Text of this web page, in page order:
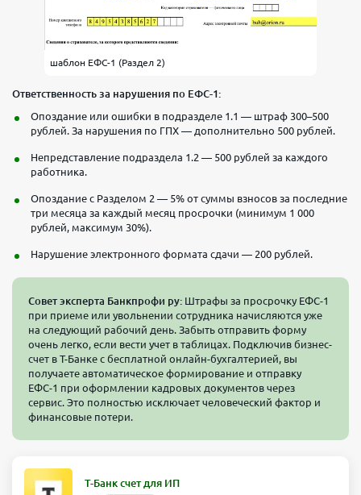
шаблон ЕФС-1 (Раздел 2)
Ответственность за нарушения по ЕФС-1:
Опоздание или ошибки в подразделе 1.1 — штраф 300–500
рублей. За нарушения по ГПХ — дополнительно 500 рублей.
Непредставление подраздела 1.2 — 500 рублей за каждого
работника.
Опоздание с Разделом 2 — 5% от суммы взносов за последние
три месяца за каждый месяц просрочки (минимум 1 000
рублей, максимум 30%).
Нарушение электронного формата сдачи — 200 рублей.
Совет эксперта Банкпрофи ру: Штрафы за просрочку ЕФС-1
при приеме или увольнении сотрудника начисляются уже
на следующий рабочий день. Забыть отправить форму
очень легко, если вести учет в таблицах. Подключив бизнес-
счет в Т-Банке с бесплатной онлайн-бухгалтерией, вы
получаете автоматическое формирование и отправку
ЕФС-1 при оформлении кадровых документов через
сервис. Это полностью исключает человеческий фактор и
финансовые потери.
Т-Банк счет для ИП